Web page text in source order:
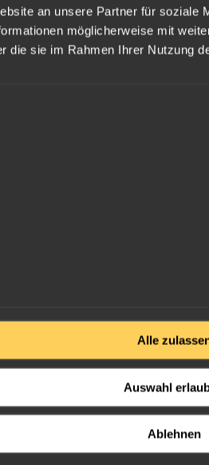
an unsere Partner für soziale
möglicherweise mit
die sie im Rahmen Ihrer Nutzung
Alle
Auswahl
Ablehnen